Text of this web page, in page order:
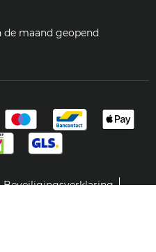
de maand geopend
Beveiligingsverklaring